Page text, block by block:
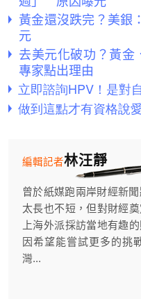
黃金還沒跌完？美銀
元
去美元化破功？黃
專家點出理由
林汪靜
編輯記者
曾於紙媒跑兩岸財經新
太長也不短，但對財經
上海外派採訪當地有趣
因希望能嘗試更多的挑
灣...